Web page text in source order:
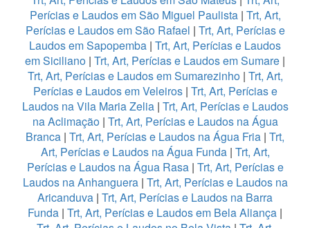
Perícias e Laudos em São Miguel Paulista| Trt, Art,
Perícias e Laudos em São Rafael | Trt, Art, Perícias e
Laudos em Sapopemba | Trt, Art, Perícias e Laudos
em Siciliano | Trt, Art, Perícias e Laudos em Sumare |
Trt, Art, Perícias e Laudos em Sumarezinho| Trt, Art,
Perícias e Laudos em Veleiros| Trt, Art, Perícias e
Laudos na Vila Maria Zelia| Trt, Art, Perícias e Laudos
na Aclimação| Trt, Art, Perícias e Laudos na Água
Branca | Trt, Art, Perícias e Laudos na Água Fria | Trt,
Art, Perícias e Laudos na Água Funda| Trt, Art,
Perícias e Laudos na Água Rasa | Trt, Art, Perícias e
Laudos na Anhanguera| Trt, Art, Perícias e Laudos na
Aricanduva | Trt, Art, Perícias e Laudos na Barra
Funda | Trt, Art, Perícias e Laudos em Bela Aliança |